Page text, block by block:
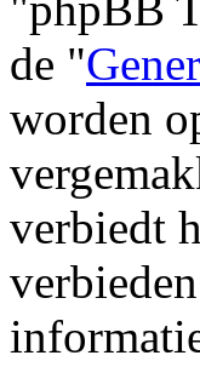
de "
worden
verbiedt